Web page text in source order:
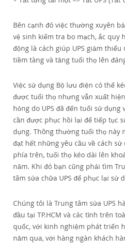
Bên cạnh đó việc thường xuyên
vệ sinh kiểm tra bo mạch, ắc quy
động là cách giúp UPS giảm thiểu
tiềm tàng và tăng tuổi thọ lên
Việc sử dụng Bộ lưu điện có thể
được tuổi thọ nhưng vẫn xuất
hỏng do UPS đã đến tuổi sử dụng
cần được phục hồi lại để tiếp tục
dụng. Thông thường tuổi thọ này
đạt hết những yêu cầu về cách sử
phía trên, tuổi thọ kéo dài lên
năm. Khi đó bạn cũng phải tìm
tâm sửa chữa UPS để phục lại sử
Chúng tôi là Trung tâm sửa UPS
đầu tại TP.HCM và các tỉnh trên
quốc, với kinh nghiệm phát triển
năm qua, với hàng ngàn khách